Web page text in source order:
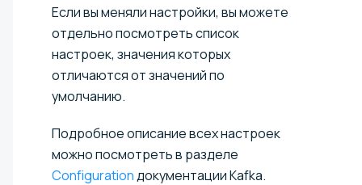
Если вы меняли настройки, вы можете
отдельно посмотреть список
настроек, значения которых
отличаются от значений по
умолчанию.
Подробное описание всех настроек
можно посмотреть в разделе
Configurationдокументации Kafka.